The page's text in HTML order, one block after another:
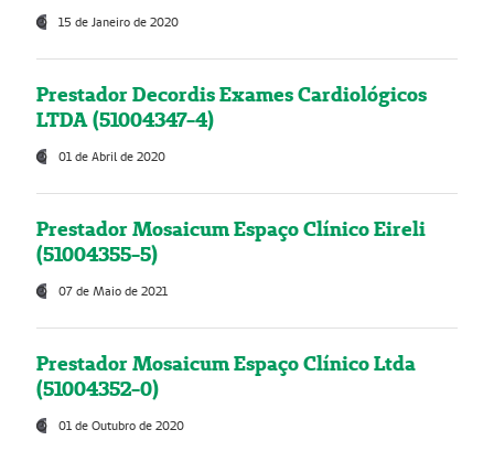
15 de Janeiro de 2020
Prestador Decordis Exames Cardiológicos
LTDA (51004347-4)
01 de Abril de 2020
Prestador Mosaicum Espaço Clínico Eireli
(51004355-5)
07 de Maio de 2021
Prestador Mosaicum Espaço Clínico Ltda
(51004352-0)
01 de Outubro de 2020